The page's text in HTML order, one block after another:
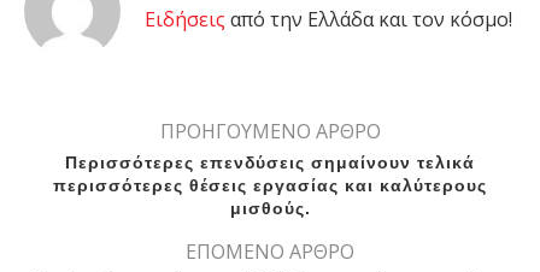
Eιδήσεις από την Ελλάδα και τον κόσμο!
ΠΡΟΗΓΟΥΜΕΝΟ ΑΡΘΡΟ
Περισσότερες επενδύσεις σημαίνουν τελικά
περισσότερες θέσεις εργασίας και καλύτερους
μισθούς.
ΕΠΟΜΕΝΟ ΑΡΘΡΟ